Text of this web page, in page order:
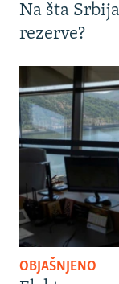
Na šta
rezerve?
OBJAŠNJENO